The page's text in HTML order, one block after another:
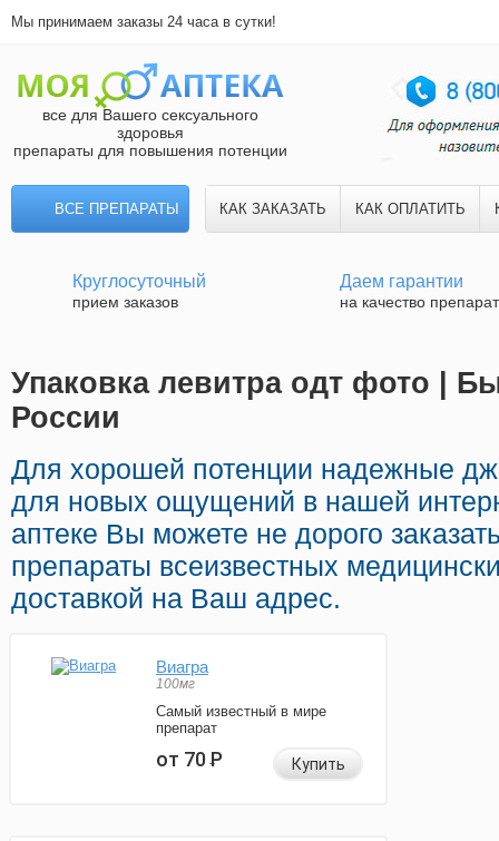
Мы принимаем заказы 24 часа в сутки!
все для Вашего сексуального
здоровья
препараты для повышения потенции
ВСЕ ПРЕПАРАТЫ КАК ЗАКАЗАТЬ КАК ОПЛАТИТЬ
Круглосуточный
прием заказов
Даем гарантии
на качество
Упаковка левитра одт фото |
России
Для хорошей потенции надежные
для новых ощущений в нашей
аптеке Вы можете не дорого
препараты всеизвестных
доставкой на Ваш адрес.
Виагра
100мг
Самый известный в мире
препарат
от 70Р Купить